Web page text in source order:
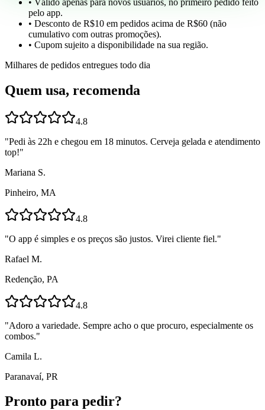
pelo app.
• Desconto de R$10 em pedidos acima de R$60 (não
cumulativo com outras promoções).
• Cupom sujeito a disponibilidade na sua região.
Milhares de pedidos entregues todo dia
Quem usa, recomenda
4.8
"Pedi às 22h e chegou em 18 minutos. Cerveja gelada e atendimento
top!"
Mariana S.
Pinheiro, MA
4.8
"O app é simples e os preços são justos. Virei cliente fiel."
Rafael M.
Redenção, PA
4.8
"Adoro a variedade. Sempre acho o que procuro, especialmente os
combos."
Camila L.
Paranavaí, PR
Pronto para pedir?